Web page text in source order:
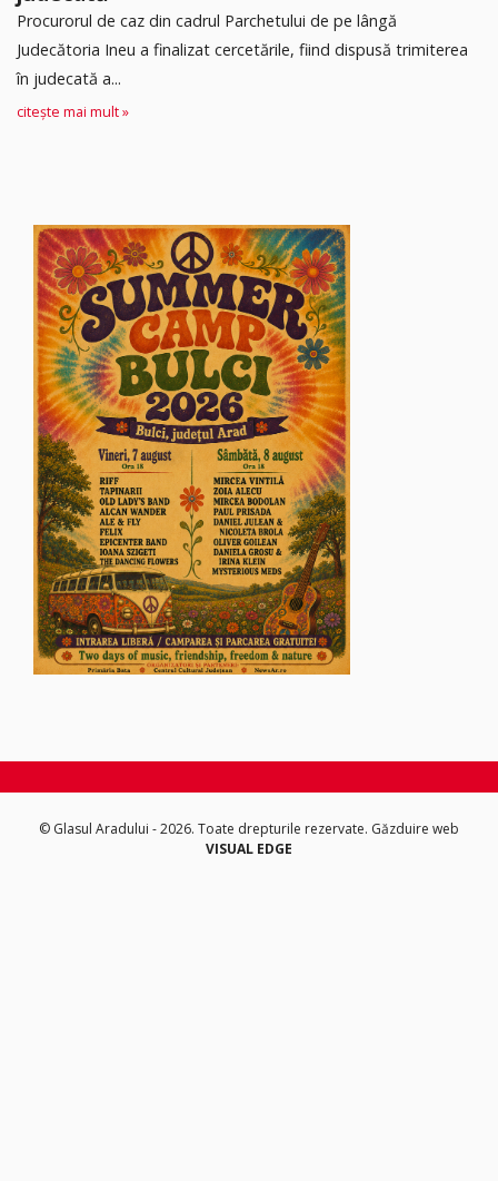
Procurorul de caz din cadrul Parchetului de pe lângă
Judecătoria Ineu a finalizat cercetările, fiind dispusă trimiterea
în judecată a...
citește mai mult »
© Glasul Aradului - 2026. Toate drepturile rezervate. Găzduire web
VISUAL EDGE